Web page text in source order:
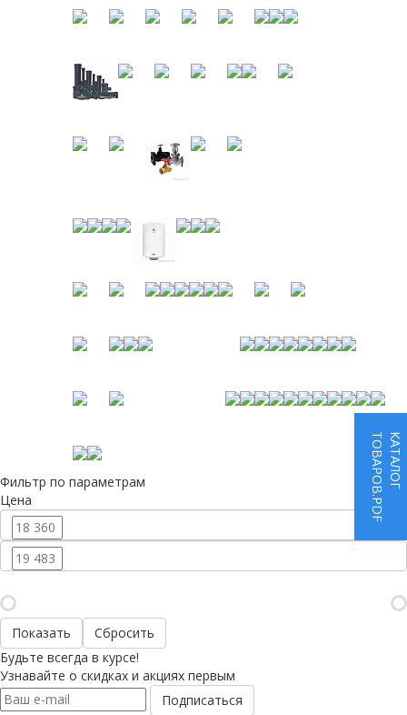
Фильтр по параметрам
Цена
Сбросить
Будьте всегда в курсе!
Узнавайте о скидках и акциях первым
КАТАЛОГ
ТОВАРОВ.PDF